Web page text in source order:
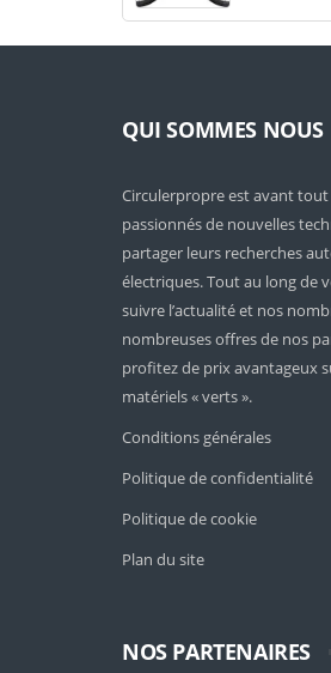
QUI SOMMES NOUS
Circulerpropre est avant
passionnés de nouvelles
partager leurs recherches
électriques. Tout au long de
suivre l’actualité et nos
nombreuses offres de nos
profitez de prix avantageux
matériels « verts ».
Conditions générales
Politique de confidentialité
Politique de cookie
Plan du site
NOS PARTENAIRES